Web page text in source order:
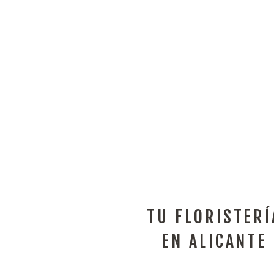
TU
EN ALICANTE